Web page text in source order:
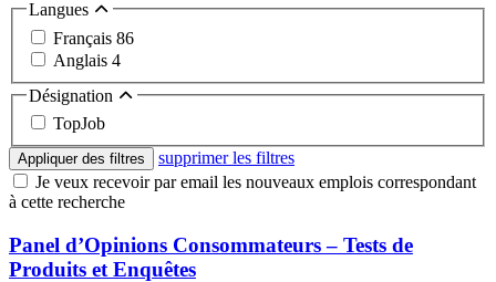
Langues
Français 86
Anglais 4
Désignation
TopJob
Appliquer des filtres
supprimer les filtres
Je veux recevoir par email les nouveaux emplois correspondant
à cette recherche
Panel d’Opinions Consommateurs – Tests de
Produits et Enquêtes